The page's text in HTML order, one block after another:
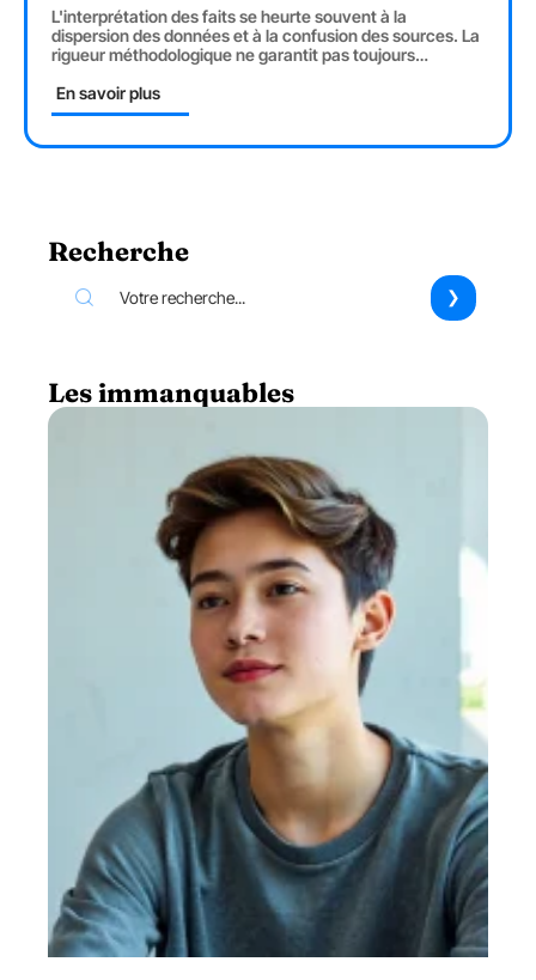
L'interprétation des faits se heurte souvent à la
dispersion des données et à la confusion des sources. La
rigueur méthodologique ne garantit pas toujours…
En savoir plus
Recherche
Les immanquables